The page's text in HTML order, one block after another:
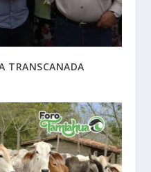
TRANSCANADA